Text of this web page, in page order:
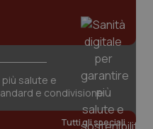
salute e
e condivisione
Tutti gli speciali
www.quotidianosanita.it